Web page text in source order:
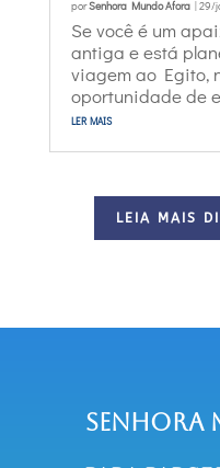
porSenhora Mundo Afora| 29/
Se você é um
antiga e está
viagem ao Egito,
oportunidade de
ler mais
LEIA MAIS
Senhora